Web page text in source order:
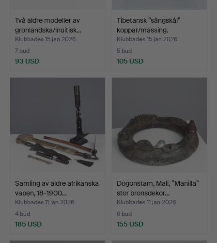
Två äldre modeller av
grönländska/inuitisk…
Klubbades 15 jan 2026
7 bud
93 USD
Tibetansk ”sångskål”
koppar/mässing.
Klubbades 15 jan 2026
5 bud
105 USD
Samling av äldre afrikanska
vapen, 18-1900…
Klubbades 11 jan 2026
4 bud
185 USD
Dogonstam, Mali, ”Manilla”
stor bronsdekor…
Klubbades 11 jan 2026
6 bud
155 USD